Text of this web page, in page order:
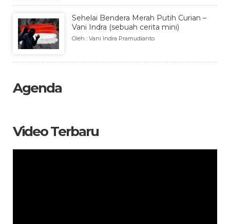
Sehelai Bendera Merah Putih Curian –
Vani Indra (sebuah cerita mini)
Oleh : Vani Indra Pramudianto
Agenda
Video Terbaru